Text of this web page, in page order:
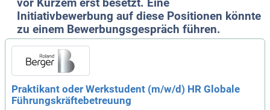
vor Kurzem erst besetzt. Eine
Initiativbewerbung auf diese Positionen könnte
zu einem Bewerbungsgespräch führen.
Praktikant oder Werkstudent (m/w/d) HR Globale
Führungskräftebetreuung